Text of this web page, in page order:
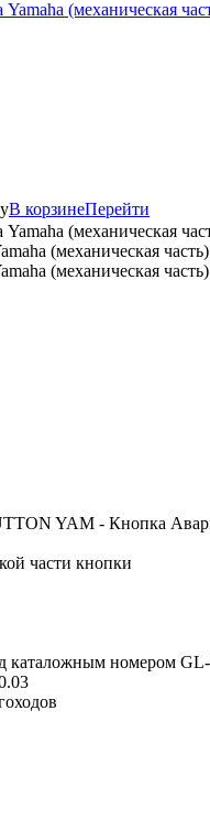
В корзинеПерейти
(механическая
(механическая
YAM - Кнопка
части кнопки
каталожным номером